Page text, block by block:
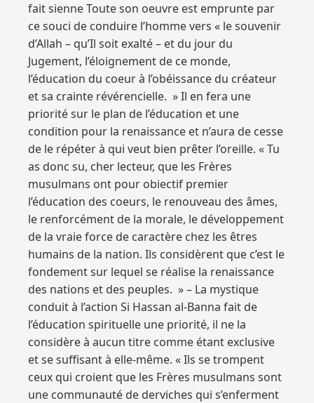
fait sienne Toute son oeuvre est emprunte par
ce souci de conduire l’homme vers « le souvenir
d’Allah – qu’Il soit exalté – et du jour du
Jugement, l’éloignement de ce monde,
l’éducation du coeur à l’obéissance du créateur
et sa crainte révérencielle. » Il en fera une
priorité sur le plan de l’éducation et une
condition pour la renaissance et n’aura de cesse
de le répéter à qui veut bien prêter l’oreille. « Tu
as donc su, cher lecteur, que les Frères
musulmans ont pour obiectif premier
l’éducation des coeurs, le renouveau des âmes,
le renforcément de la morale, le développement
de la vraie force de caractère chez les êtres
humains de la nation. Ils considèrent que c’est le
fondement sur lequel se réalise la renaissance
des nations et des peuples. » – La mystique
conduit à l’action Si Hassan al-Banna fait de
l’éducation spirituelle une priorité, il ne la
considère à aucun titre comme étant exclusive
et se suffisant à elle-même. « Ils se trompent
ceux qui croient que les Frères musulmans sont
une communauté de derviches qui s’enferment